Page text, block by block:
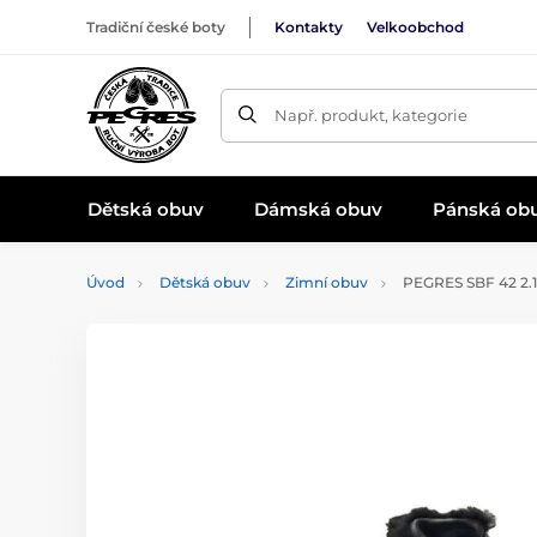
Tradiční české boty Kontakty Velkoobchod
Např. produkt, kategorie
Dětská obuv Dámská obuv Pánská
Úvod Dětská obuv Zimní obuv PEGRES SBF 42